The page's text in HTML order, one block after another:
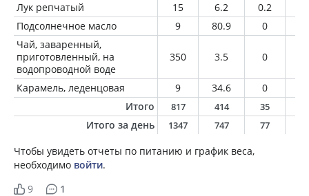
Лук репчатый
15 6.2 0.2
Подсолнечное масло
9 80.9 0
Чай, заваренный,
приготовленный, на
водопроводной воде
350 3.5 0
Карамель, леденцовая 9 34.6 0
Итого
817 414 35
Итого за день 1347 747 77
Чтобы увидеть отчеты по питанию и график веса,
необходимо войти.
9
1